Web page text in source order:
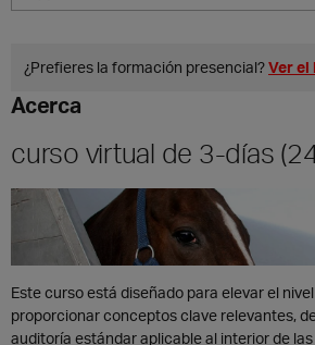
ZH
¿Prefieres la formación presencial?Ver el
Acerca
curso virtual de 3-días
Este curso está diseñado para elevar el
proporcionar conceptos clave relevantes,
auditoría estándar aplicable al interior de